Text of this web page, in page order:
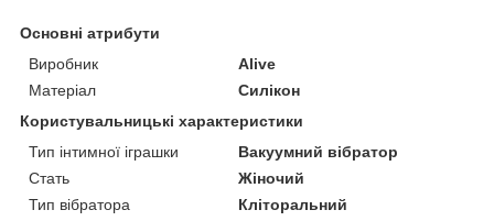
Основні атрибути
Виробник
Alive
Матеріал
Силікон
Користувальницькі характеристики
Тип інтимної іграшки
Вакуумний вібратор
Стать
Жіночий
Тип вібратора
Кліторальний